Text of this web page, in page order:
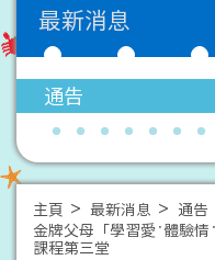
最新消息
通告
主頁 最新消息
通告
金牌父母「學習愛‧體驗
課程第三堂